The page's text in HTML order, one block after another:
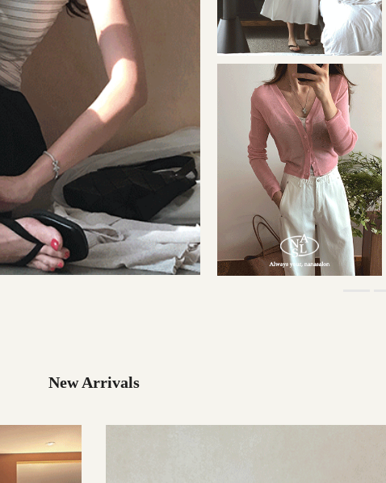
29,000원 36,000원
New Arrivals